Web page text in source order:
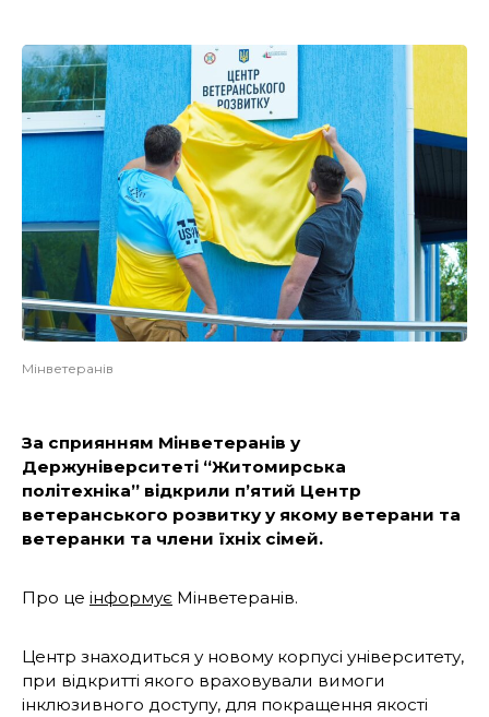
Мінветеранів
За сприянням Мінветеранів у
Держуніверситеті “Житомирська
політехніка” відкрили п’ятий Центр
ветеранського розвитку у якому ветерани та
ветеранки та члени їхніх сімей.
Про це інформує Мінветеранів.
Центр знаходиться у новому корпусі університету,
при відкритті якого враховували вимоги
інклюзивного доступу, для покращення якості